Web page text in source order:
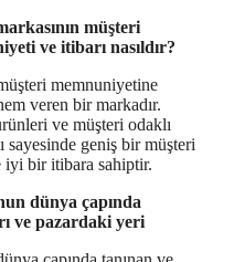
müşteri
ve itibarı nasıldır?
memnuniyetine
veren bir markadır.
ve müşteri odaklı
sayesinde geniş bir müşteri
iyi bir itibara sahiptir.
dünya çapında
ve pazardaki yeri